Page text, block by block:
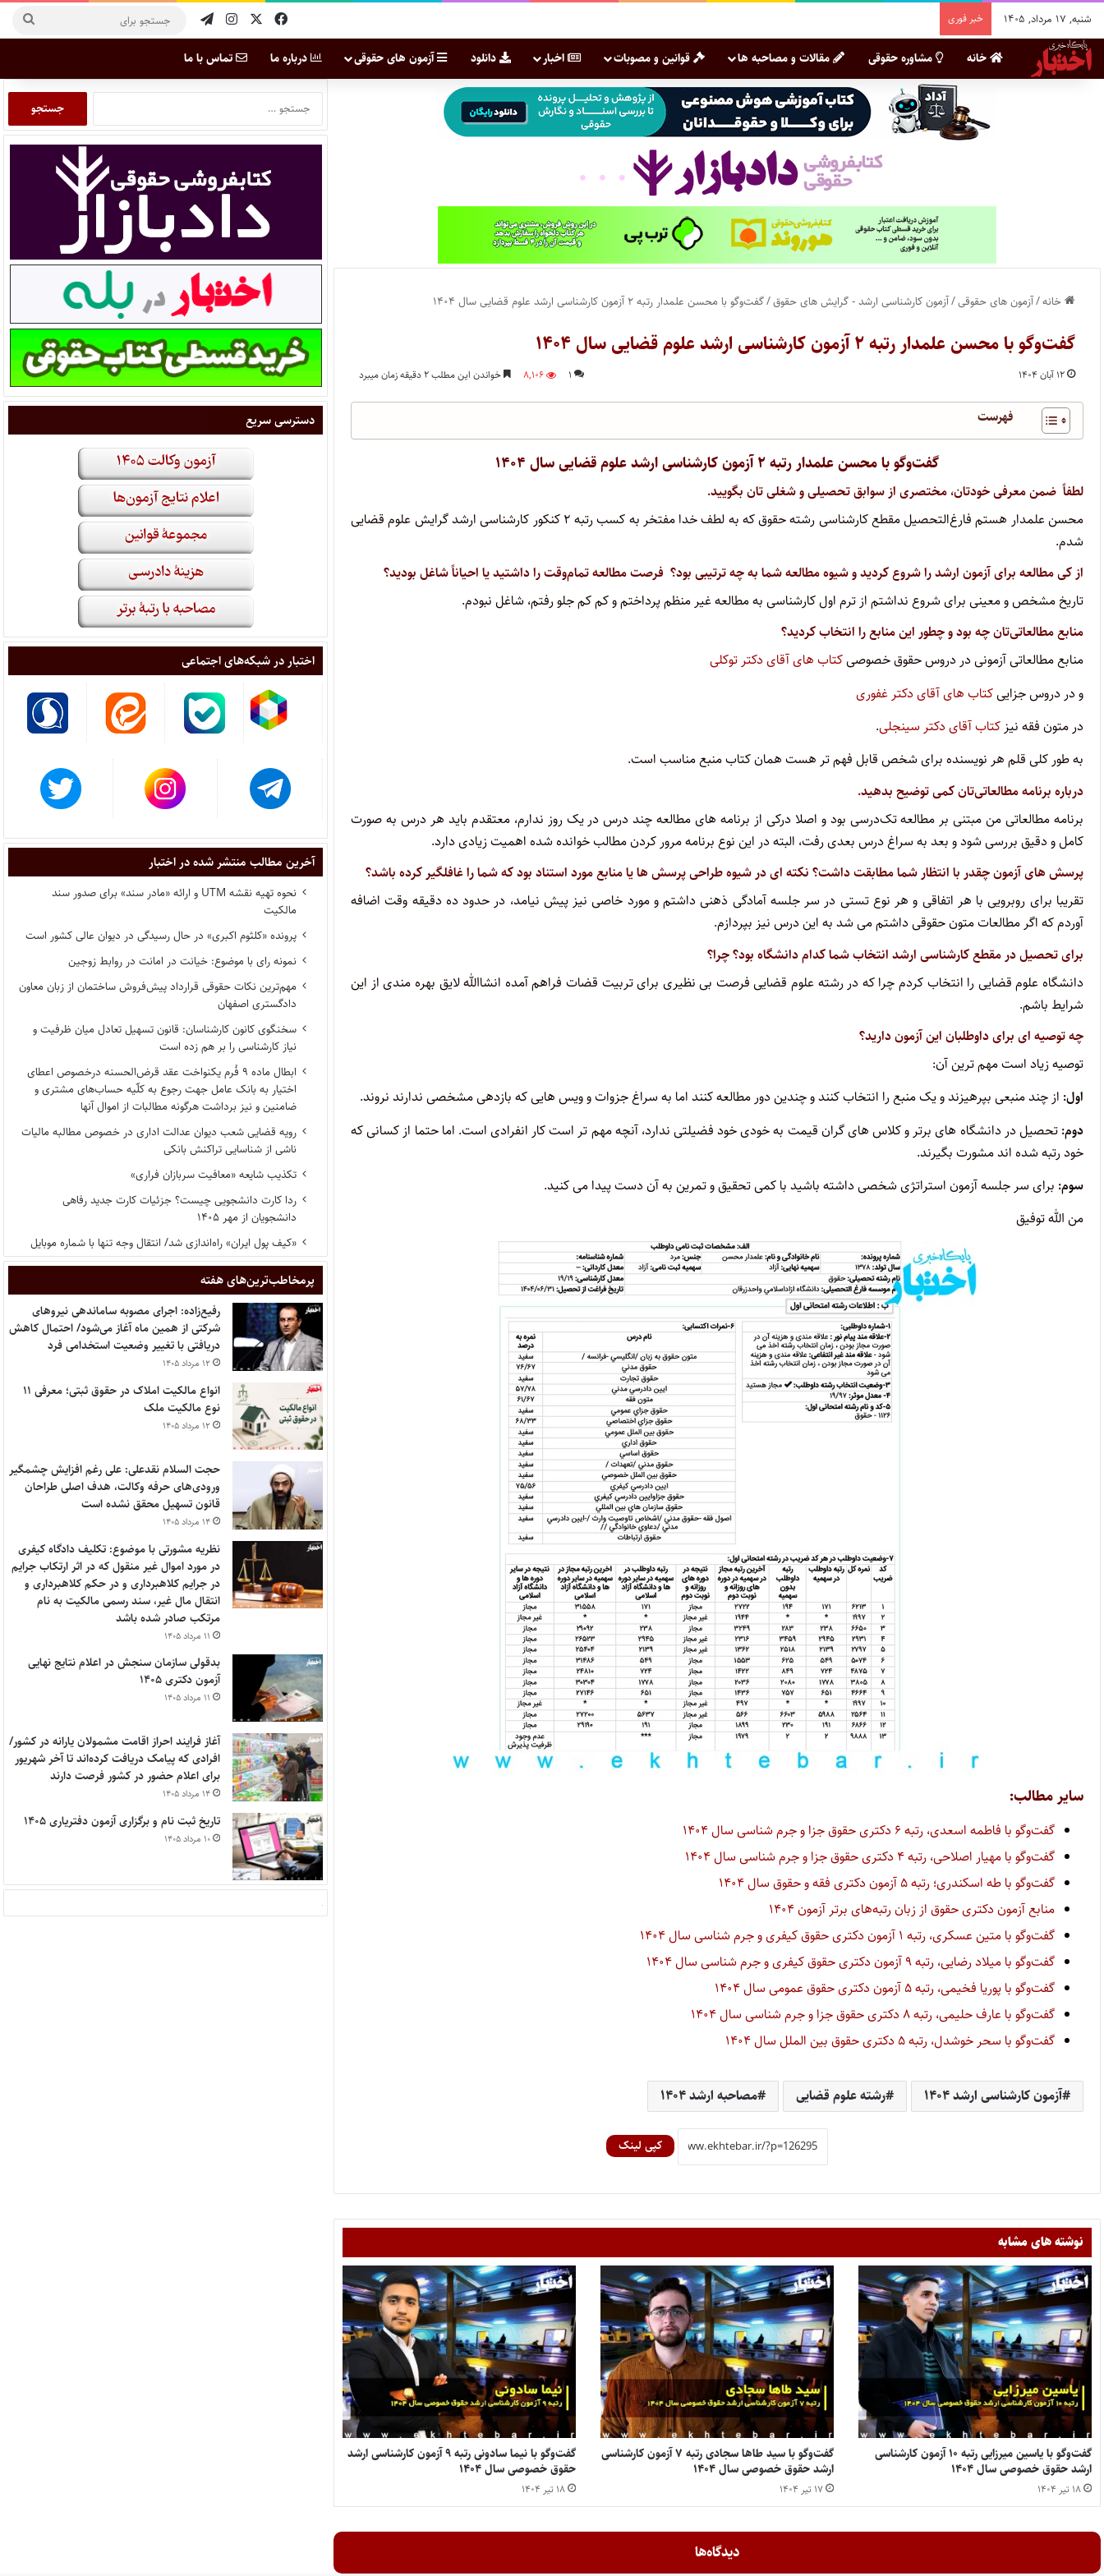
شنبه, ۱۷ مرداد, ۱۴۰۵ خبر فوری
خانه مشاوره حقوقی مقالات و مصاحبه ها قوانین و مصوبات اخبار دانلود آزمون های حقوقی درباره ما تماس با ما
خانه/آزمون های حقوقی/آزمون کارشناسی ارشد - گرایش های حقوق/گفت‌وگو با محسن علمدار رتبه ۲ آزمون کارشناسی ارشد علوم قضایی سال ۱۴۰۴
گفت‌وگو با محسن علمدار رتبه ۲ آزمون کارشناسی ارشد علوم قضایی سال ۱۴۰۴
۱۲ آبان ۱۴۰۴ ۱ ۸,۱۰۶ خواندن این مطلب ۲ دقیقه زمان میبرد
فهرست
گفت‌وگو با محسن علمدار رتبه ۲ آزمون کارشناسی ارشد علوم قضایی سال ۱۴۰۴
لطفاً ضمن معرفی خودتان، مختصری از سوابق تحصیلی و شغلی تان بگویید.
محسن علمدار هستم فارغ‌التحصیل مقطع کارشناسی رشته حقوق که به لطف خدا مفتخر به کسب رتبه ۲ کنکور کارشناسی ارشد گرایش علوم قضایی
شدم.
از کی مطالعه برای آزمون ارشد را شروع کردید و شیوه مطالعه شما به چه ترتیبی بود؟ فرصت مطالعه تمام‌وقت را داشتید یا احیاناً شاغل بودید؟
تاریخ مشخص و معینی برای شروع نداشتم از ترم اول کارشناسی به مطالعه غیر منظم پرداختم و کم کم جلو رفتم، شاغل نبودم.
منابع مطالعاتی‌تان چه بود و چطور این منابع را انتخاب کردید؟
منابع مطالعاتی آزمونی در دروس حقوق خصوصیکتاب های آقای دکتر توکلی
و در دروس جزاییکتاب های آقای دکتر غفوری‌
در متون فقه نیز کتاب آقای دکتر سینجلی.
به طور کلی قلم هر نویسنده برای شخص قابل فهم تر هست همان کتاب منبع مناسب است.
درباره برنامه مطالعاتی‌تان کمی توضیح بدهید.
برنامه مطالعاتی من مبتنی بر مطالعه تک‌درسی بود و‌ اصلا درکی از برنامه های مطالعه چند درس در یک‌ روز ندارم، معتقدم باید هر درس به صورت
کامل و دقیق بررسی شود و بعد به سراغ درس بعدی رفت، البته در این نوع برنامه مرور کردن مطالب خوانده شده اهمیت زیادی دارد.
پرسش های آزمون چقدر با انتظار شما مطابقت داشت؟ نکته ای در شیوه طراحی پرسش ها یا منابع مورد استناد بود که شما را غافلگیر کرده باشد؟
تقریبا برای روبرویی با هر اتفاقی و هر نوع تستی در سر جلسه آمادگی ذهنی داشتم و مورد خاصی نیز پیش نیامد، در حدود ده دقیقه وقت اضافه
آوردم که اگر مطالعات متون حقوقی داشتم می شد به این درس نیز بپردازم.
برای تحصیل در مقطع کارشناسی ارشد انتخاب شما کدام دانشگاه بود؟ چرا؟
دانشگاه علوم قضایی را انتخاب کردم چرا که در رشته علوم قضایی فرصت بی نظیری برای تربیت قضات فراهم آمده انشاالله لایق بهره مندی از این
شرایط باشم.
چه توصیه ای برای داوطلبان این آزمون دارید؟
توصیه زیاد است مهم ترین آن:
اول: از چند منبعی بپرهیزند و یک منبع را انتخاب کنند و چندین دور مطالعه کنند اما به سراغ جزوات و ویس هایی که بازدهی مشخصی ندارند نروند.
دوم: تحصیل در دانشگاه های برتر و کلاس های گران قیمت به خودی خود فضیلتی ندارد، آنچه مهم تر است کار انفرادی است. اما حتما از کسانی که
خود رتبه شده اند مشورت بگیرند.
سوم: برای سر جلسه آزمون استراتژی شخصی داشته باشید با کمی تحقیق و تمرین به آن دست پیدا می کنید.
من الله توفیق
سایر مطالب:
گفت‌وگو با فاطمه اسعدی، رتبه ۶ دکتری حقوق جزا و جرم شناسی سال ۱۴۰۴
گفت‌وگو با مهیار اصلاحی، رتبه ۴ دکتری حقوق جزا و جرم شناسی سال ۱۴۰۴
گفت‌وگو با طه اسکندری؛ رتبه ۵ آزمون دکتری فقه و حقوق سال ۱۴۰۴
منابع آزمون دکتری حقوق از زبان رتبه‌های برتر آزمون ۱۴۰۴
گفت‌وگو با متین عسکری، رتبه ۱ آزمون دکتری حقوق کیفری و جرم شناسی سال ۱۴۰۴
گفت‌وگو با میلاد رضایی، رتبه ۹ آزمون دکتری حقوق کیفری و جرم شناسی سال ۱۴۰۴
گفت‌وگو با پوریا فخیمی، رتبه ۵ آزمون دکتری حقوق عمومی سال ۱۴۰۴
گفت‌وگو با عارف حلیمی، رتبه ۸ دکتری حقوق جزا و جرم شناسی سال ۱۴۰۴
گفت‌وگو با سحر خوشدل، رتبه ۵ دکتری حقوق بین الملل سال ۱۴۰۴
آزمون کارشناسی ارشد ۱۴۰۴ رشته علوم قضایی مصاحبه ارشد ۱۴۰۴
کپی لینک
نوشته های مشابه
گفت‌وگو با یاسین میرزایی رتبه ۱۰ آزمون کارشناسی
ارشد حقوق خصوصی سال ۱۴۰۴
۱۸ تیر ۱۴۰۴
گفت‌وگو با سید طاها سجادی رتبه ۷ آزمون کارشناسی
ارشد حقوق خصوصی سال ۱۴۰۴
۱۷ تیر ۱۴۰۴
گفت‌وگو با نیما سادونی رتبه ۹ آزمون کارشناسی ارشد
حقوق خصوصی سال ۱۴۰۴
۱۸ تیر ۱۴۰۴
دیدگاه‌ها
دسترسی سریع
اختبار در شبکه‌های اجتماعی
آخرین مطالب منتشر شده در اختبار
نحوه تهیه نقشه UTM و ارائه «مادر سند» برای صدور سند
مالکیت
پرونده «کلثوم اکبری» در حال رسیدگی در دیوان عالی کشور است
نمونه رای با موضوع: خیانت در امانت در روابط زوجین
مهم‌ترین نکات حقوقی قرارداد پیش‌فروش ساختمان از زبان معاون
دادگستری اصفهان
سخنگوی کانون کارشناسان: قانون تسهیل تعادل میان ظرفیت و
نیاز کارشناسی را بر هم زده است
ابطال ماده ۹ فُرم یکنواخت عقد قرض‌الحسنه درخصوص اعطای
اختیار به بانک عامل جهت رجوع به کلّیه حساب‌های مشتری و
ضامنین و نیز برداشت هرگونه مطالبات از اموال آنها
رویه قضایی شعب دیوان عدالت اداری در خصوص مطالبه مالیات
ناشی از شناسایی تراکنش بانکی
تکذیب شایعه «معافیت سربازان فراری»
ردا کارت دانشجویی چیست؟ جزئیات کارت جدید رفاهی
دانشجویان از مهر ۱۴۰۵
«کیف پول ایران» راه‌اندازی شد/ انتقال وجه تنها با شماره موبایل
پر‌مخاطب‌ترین‌های هفته
رفیع‌زاده: اجرای مصوبه ساماندهی نیروهای
شرکتی از همین ماه آغاز می‌شود/ احتمال کاهش
دریافتی با تغییر وضعیت استخدامی فرد
۱۲ مرداد ۱۴۰۵
انواع مالکیت املاک در حقوق ثبتی؛ معرفی ۱۱
نوع مالکیت ملک
۱۲ مرداد ۱۴۰۵
حجت السلام نقدعلی: علی رغم افزایش چشمگیر
ورودی‌های حرفه وکالت، هدف اصلی طراحان
قانون تسهیل محقق نشده است
۱۴ مرداد ۱۴۰۵
نظریه مشورتی با موضوع: تکلیف دادگاه کیفری
در مورد اموال غیر منقول که در اثر ارتکاب جرایم
در جرایم کلاهبرداری و در حکم کلاهبرداری و
انتقال مال غیر، سند رسمی مالکیت به نام
مرتکب صادر شده باشد
۱۱ مرداد ۱۴۰۵
بدقولی سازمان سنجش در اعلام نتایج نهایی
آزمون دکتری ۱۴۰۵
۱۱ مرداد ۱۴۰۵
آغاز فرایند احراز اقامت مشمولان یارانه در کشور/
افرادی که پیامک دریافت کرده‌اند تا آخر شهریور
برای اعلام حضور در کشور فرصت دارند
۱۴ مرداد ۱۴۰۵
تاریخ ثبت نام و برگزاری آزمون دفتریاری ۱۴۰۵
۱۰ مرداد ۱۴۰۵